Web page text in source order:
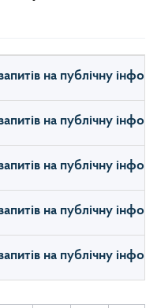
на публічну
на публічну
на публічну
на публічну
на публічну